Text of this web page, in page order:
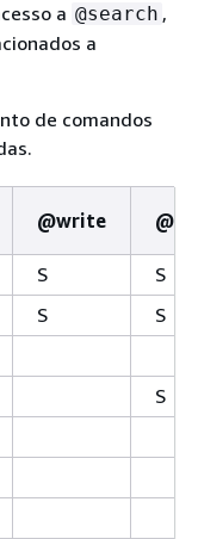
a @search ,
a
de comandos
@write
S S
S S
S